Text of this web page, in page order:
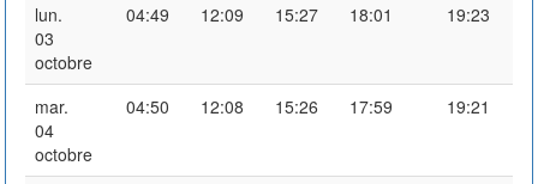
lun.
03
octobre
04:49 12:09 15:27 18:01 19:23
mar.
04
octobre
04:50 12:08 15:26 17:59 19:21